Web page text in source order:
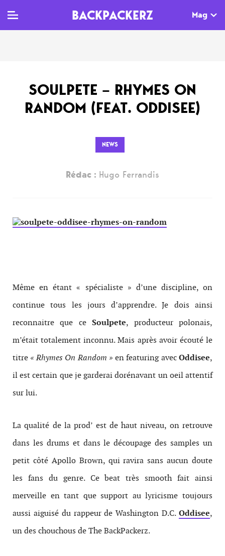
BACKPACKERZ Mag
Clips
Live
Dossiers
Tops
Interviews
Sorties
Paris
Festivals
SOULPETE – RHYMES ON
RANDOM (FEAT. ODDISEE)
NEWS
Rédac : Hugo Ferrandis
Même en étant « spécialiste » d’une discipline, on
continue tous les jours d’apprendre. Je dois ainsi
reconnaitre que ceSoulpete, producteur polonais,
m’était totalement inconnu. Mais après avoir écouté le
titre « Rhymes On Random » en featuring avecOddisee,
il est certain que je garderai dorénavant un oeil attentif
sur lui.
La qualité de la prod’ est de haut niveau, on retrouve
dans les drums et dans le découpage des samples un
petit côté Apollo Brown, qui ravira sans aucun doute
les fans du genre. Ce beat très smooth fait ainsi
merveille en tant que support au lyricisme toujours
aussi aiguisé du rappeur de Washington D.C. Oddisee,
un des chouchous de The BackPackerz.